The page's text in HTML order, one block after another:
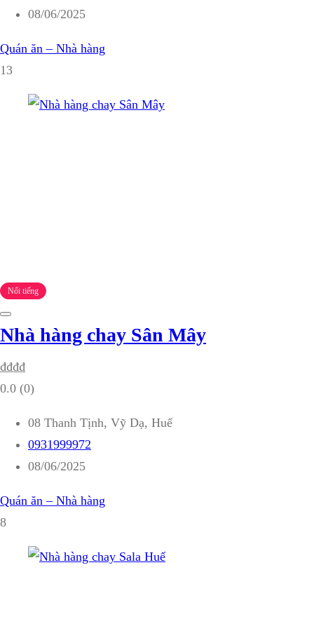
08/06/2025
Quán ăn – Nhà hàng
13
Nổi tiếng
Nhà hàng chay Sân Mây
₫₫₫₫
0.0 (0)
08 Thanh Tịnh, Vỹ Dạ, Huế
0931999972
08/06/2025
Quán ăn – Nhà hàng
8